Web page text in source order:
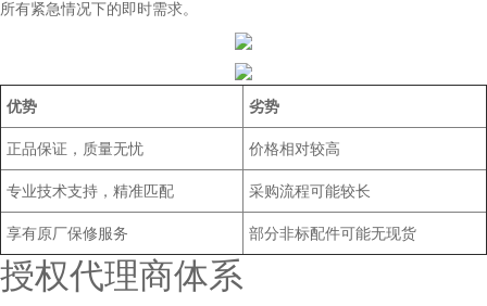
所有紧急情况下的即时需求。
优势 劣势
正品保证，质量无忧 价格相对较高
专业技术支持，精准匹配 采购流程可能较长
享有原厂保修服务 部分非标配件可能无现货
授权代理商体系